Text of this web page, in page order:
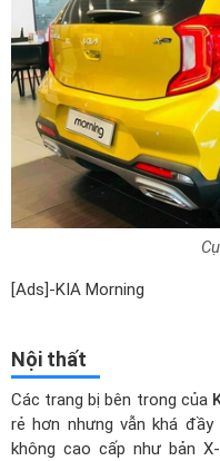
[Ads]-KIA Morning
Nội thất
Các trang bị bên trong của
rẻ hơn nhưng vẫn khá
không cao cấp như bản